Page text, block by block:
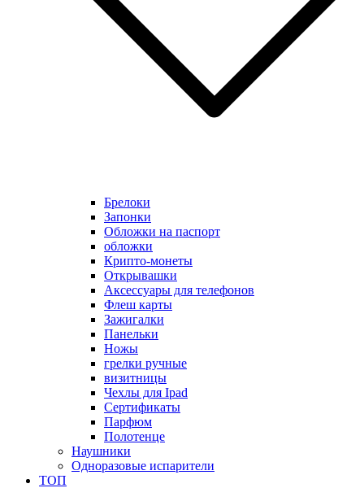
Брелоки
Запонки
Обложки на паспорт
обложки
Крипто-монеты
Открывашки
Аксессуары для телефонов
Флеш карты
Зажигалки
Панельки
Ножы
грелки ручные
визитницы
Чехлы для Ipad
Сертификаты
Парфюм
Полотенце
Наушники
Одноразовые испарители
ТОП